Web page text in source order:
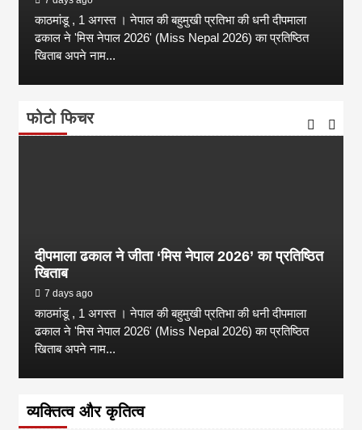
काठमांडू , 1 अगस्त । नेपाल की बहुमुखी प्रतिभा की धनी दीपमाला
ढकाल ने 'मिस नेपाल 2026' (Miss Nepal 2026) का प्रतिष्ठित
खिताब अपने नाम...
फोटो फिचर
दीपमाला ढकाल ने जीता ‘मिस नेपाल 2026’ का प्रतिष्ठित
खिताब
7 days ago
काठमांडू , 1 अगस्त । नेपाल की बहुमुखी प्रतिभा की धनी दीपमाला
ढकाल ने 'मिस नेपाल 2026' (Miss Nepal 2026) का प्रतिष्ठित
खिताब अपने नाम...
व्यक्तित्व और कृतित्व